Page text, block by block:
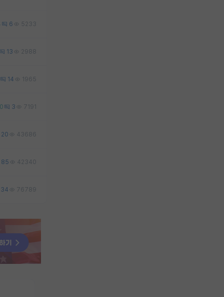
6 5233
13 2988
14 1965
0 3 7191
20 43686
85 42340
34 76789